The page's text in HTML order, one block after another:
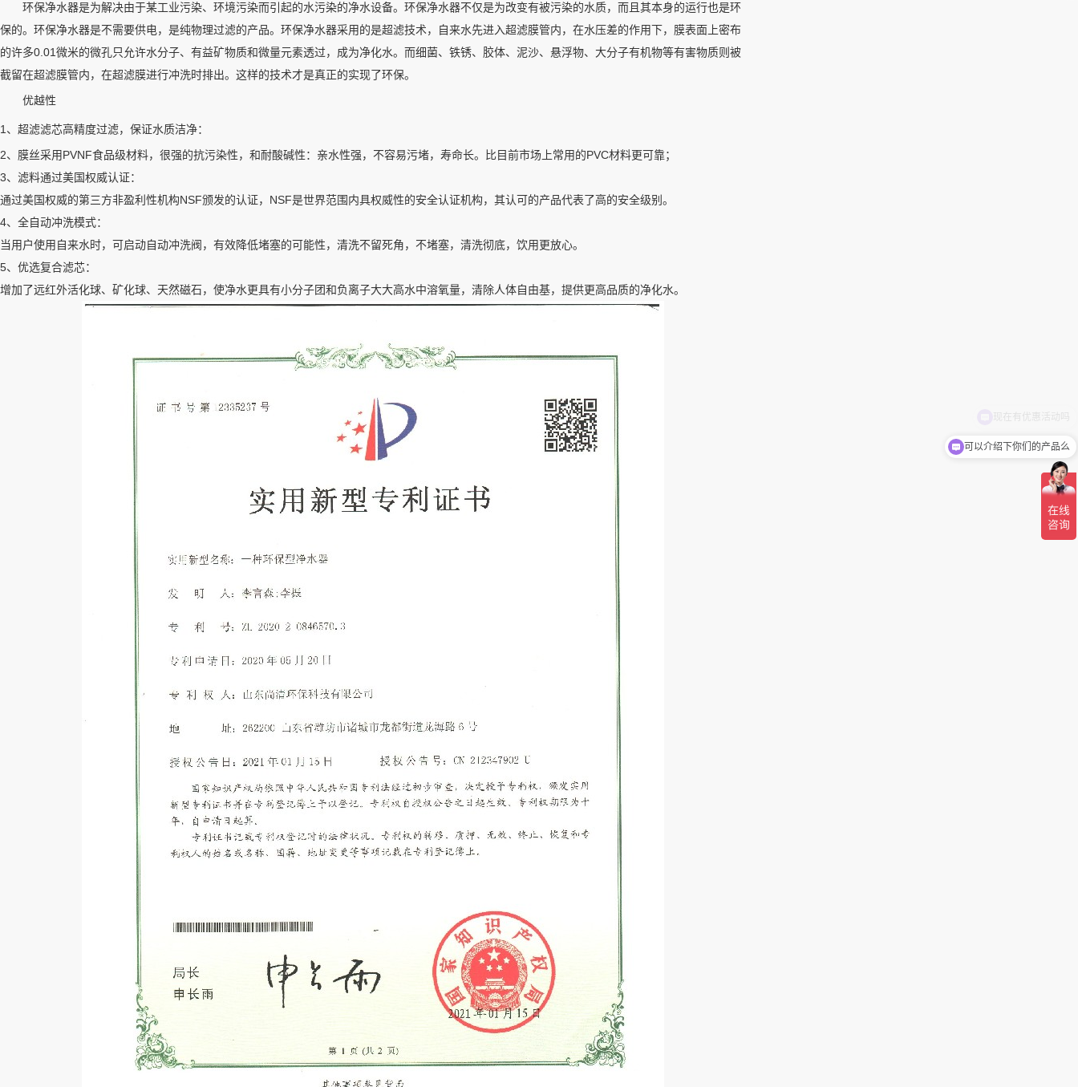
环保净水器是为解决由于某工业污染、环境污染而引起的水污染的净水设备。环保净水器不仅是为改变有被污染的水质，而且其本身的运行也是环
保的。环保净水器是不需要供电，是纯物理过滤的产品。环保净水器采用的是超滤技术，自来水先进入超滤膜管内，在水压差的作用下，膜表面上密布
的许多0.01微米的微孔只允许水分子、有益矿物质和微量元素透过，成为净化水。而细菌、铁锈、胶体、泥沙、悬浮物、大分子有机物等有害物质则被
截留在超滤膜管内，在超滤膜进行冲洗时排出。这样的技术才是真正的实现了环保。
优越性
1、超滤滤芯高精度过滤，保证水质洁净：
2、膜丝采用PVNF食品级材料，很强的抗污染性，和耐酸碱性：亲水性强，不容易污堵，寿命长。比目前市场上常用的PVC材料更可靠；
3、滤料通过美国权威认证：
通过美国权威的第三方非盈利性机构NSF颁发的认证，NSF是世界范围内具权威性的安全认证机构，其认可的产品代表了高的安全级别。
4、全自动冲洗模式：
当用户使用自来水时，可启动自动冲洗阀，有效降低堵塞的可能性，清洗不留死角，不堵塞，清洗彻底，饮用更放心。
5、优选复合滤芯：
增加了远红外活化球、矿化球、天然磁石，使净水更具有小分子团和负离子大大高水中溶氧量，清除人体自由基，提供更高品质的净化水。
可以介绍下你们的产品么